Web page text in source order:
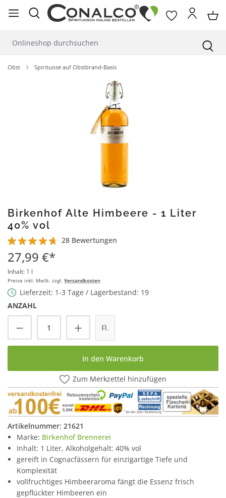
springen
Obst Spirituose auf Obstbrand-Basis
Birkenhof Alte Himbeere - 1 Liter
40% vol
Durchschnittliche Bewertung von 4.8 von 5 Sternen
28 Bewertungen
27,99 €*
Inhalt: 1 l
Preise inkl. MwSt. zzgl. Versandkosten
Lieferzeit: 1-3 Tage / Lagerbestand: 19
ANZAHL
Produkt Anzahl: Gib den gewünschten
Fl.
In den Warenkorb
Zum Merkzettel hinzufügen
Artikelnummer: 21621
Marke: Birkenhof Brennerei
Inhalt: 1 Liter, Alkoholgehalt: 40% vol
gereift in Cognacfässern für einzigartige Tiefe und
Komplexität
vollfruchtiges Himbeeraroma fängt die Essenz frisch
gepflückter Himbeeren ein